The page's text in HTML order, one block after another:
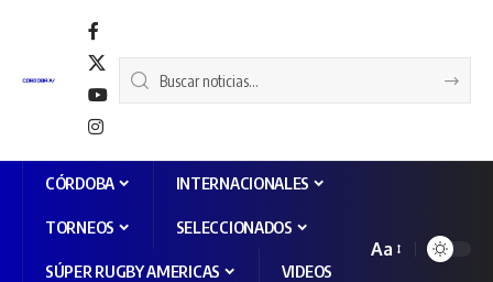
CÓRDOBA INTERNACIONALES
TORNEOS SELECCIONADOS
SÚPER RUGBY AMERICAS VIDEOS
Aa